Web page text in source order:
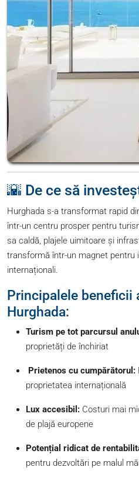
🌇 De ce să
Hurghada s-a transformat rapid
într-un centru prosper pentru
sa caldă, plajele uimitoare și
transformă într-un magnet pentru
internaționali.
Principalele beneficii
Hurghada:
Turism pe tot parcursul
proprietăți de închiriat
Prietenos cu cumpărătorul:
proprietatea internațională
Lux accesibil: Costuri mai
de plajă europene
Potențial ridicat de
pentru dezvoltări pe malul